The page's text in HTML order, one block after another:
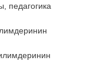
педагогика